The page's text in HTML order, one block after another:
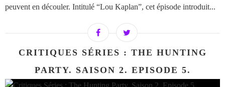
peuvent en découler. Intitulé “Lou Kaplan”, cet épisode introduit...
CRITIQUES SÉRIES : THE HUNTING
PARTY. SAISON 2. EPISODE 5.